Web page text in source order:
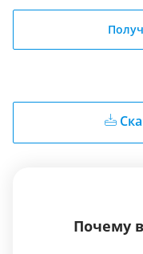
Почему